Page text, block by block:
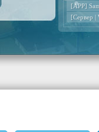
[APP]
[Сервер |